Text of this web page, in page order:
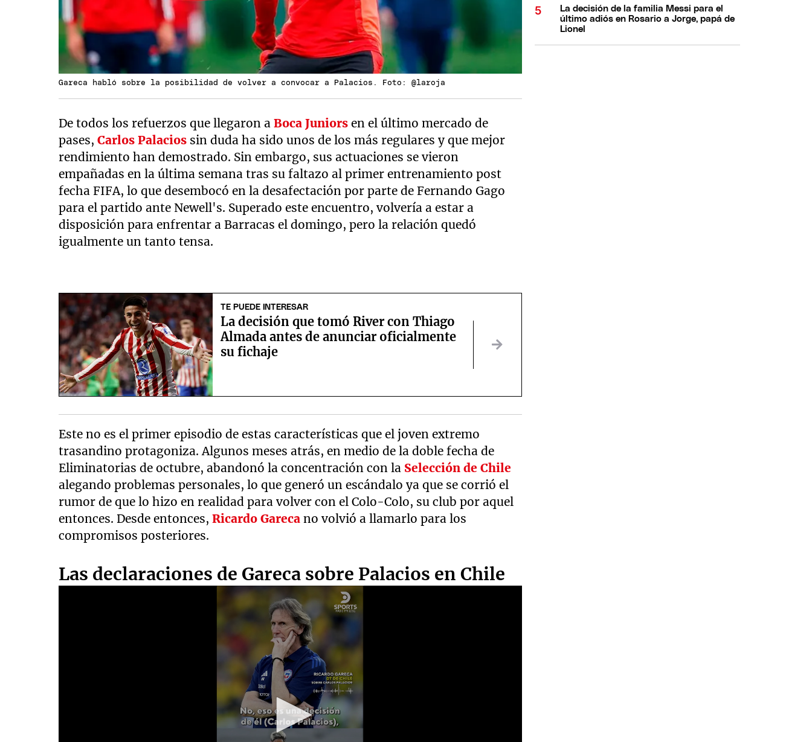
Gareca habló sobre la posibilidad de volver a convocar a Palacios. Foto: @laroja
De todos los refuerzos que llegaron aBoca Juniors en el último mercado de
pases,Carlos Palacios sin duda ha sido unos de los más regulares y que mejor
rendimiento han demostrado. Sin embargo, sus actuaciones se vieron
empañadas en la última semana tras su faltazo al primer entrenamiento post
fecha FIFA, lo que desembocó en la desafectación por parte de Fernando Gago
para el partido ante Newell's. Superado este encuentro, volvería a estar a
disposición para enfrentar a Barracas el domingo, pero la relación quedó
igualmente un tanto tensa.
TE PUEDE INTERESAR
La decisión que tomó River con Thiago
Almada antes de anunciar oficialmente
su fichaje
Este no es el primer episodio de estas características que el joven extremo
trasandino protagoniza. Algunos meses atrás, en medio de la doble fecha de
Eliminatorias de octubre, abandonó la concentración con la Selección de Chile
alegando problemas personales, lo que generó un escándalo ya que se corrió el
rumor de que lo hizo en realidad para volver con el Colo-Colo, su club por aquel
entonces. Desde entonces,Ricardo Gareca no volvió a llamarlo para los
compromisos posteriores.
Las declaraciones de Gareca sobre Palacios en Chile
La decisión de la familia Messi para el
último adiós en Rosario a Jorge, papá de
Lionel